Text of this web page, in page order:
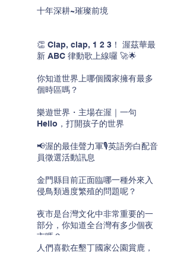
十年深耕~璀璨前境
👏 Clap, clap, 1 2 3！ 渥茲華最
新 ABC 律動歌上線囉 🚀🌟
你知道世界上哪個國家擁有最多
個時區嗎？
樂遊世界・主場在渥｜一句
Hello，打開孩子的世界
📢渥的最佳聲力軍🎙️英語旁白配音
員徵選活動訊息
金門縣目前正面臨哪一種外來入
侵鳥類過度繁殖的問題呢？
夜市是台灣文化中非常重要的一
部分，你知道全台灣有多少個夜
市嗎？
人們喜歡在墾丁國家公園賞鹿，